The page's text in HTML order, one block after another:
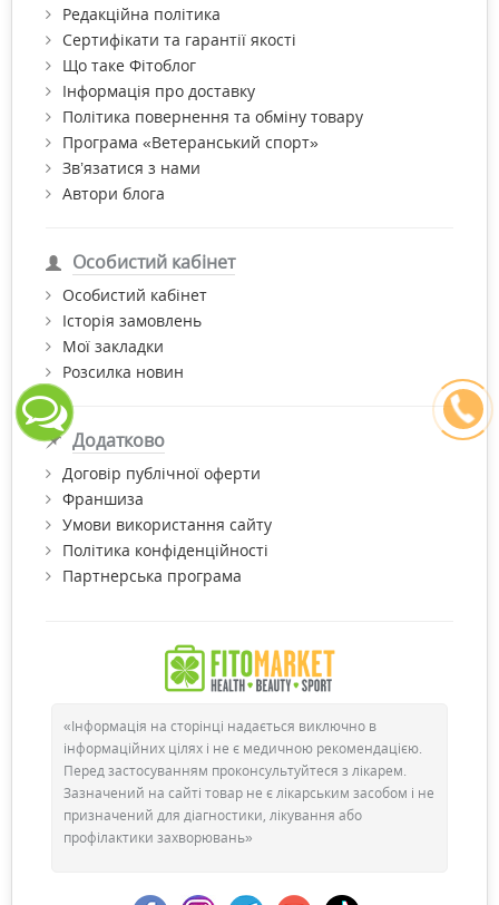
Редакційна політика
Сертифікати та гарантії якості
Що таке Фітоблог
Інформація про доставку
Політика повернення та обміну товару
Програма «Ветеранський спорт»
Зв’язатися з нами
Автори блога
Особистий кабінет
Особистий кабінет
Історія замовлень
Мої закладки
Розсилка новин
Додатково
Договір публічної оферти
Франшиза
Умови використання сайту
Політика конфіденційності
Партнерська програма
«Інформація на сторінці надається виключно в
інформаційних цілях і не є медичною рекомендацією.
Перед застосуванням проконсультуйтеся з лікарем.
Зазначений на сайті товар не є лікарським засобом і не
призначений для діагностики, лікування або
профілактики захворювань»